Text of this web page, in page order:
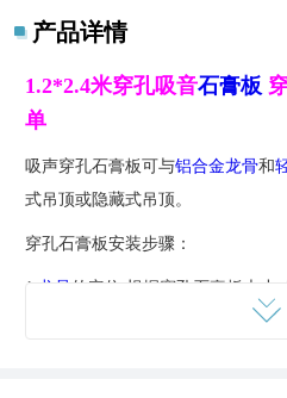
产品详情
1.2*2.4米穿孔吸音石膏板
单
吸声穿孔石膏板可与铝合金龙骨和
式吊顶或隐藏式吊顶。
穿孔石膏板安装步骤：
1. 龙骨 的定位:根据穿孔石膏板大小
线前,须先考虑面板的排列问题,一